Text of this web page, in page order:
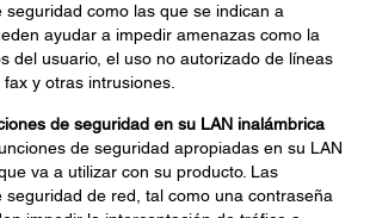
seguridad como las que se indican a
ayudar a impedir amenazas como la
del usuario, el uso no autorizado de líneas
y otras intrusiones.
de seguridad en su LAN inalámbrica
de seguridad apropiadas en su LAN
va a utilizar con su producto. Las
seguridad de red, tal como una contraseña